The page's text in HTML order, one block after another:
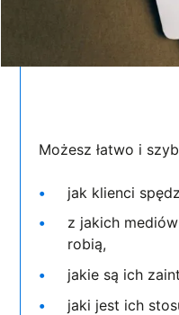
Możesz łatwo i
jak klienci
z jakich
robią,
jakie są ich
jaki jest ich